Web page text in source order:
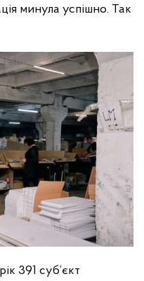
минула успішно. Так
391 суб’єкт